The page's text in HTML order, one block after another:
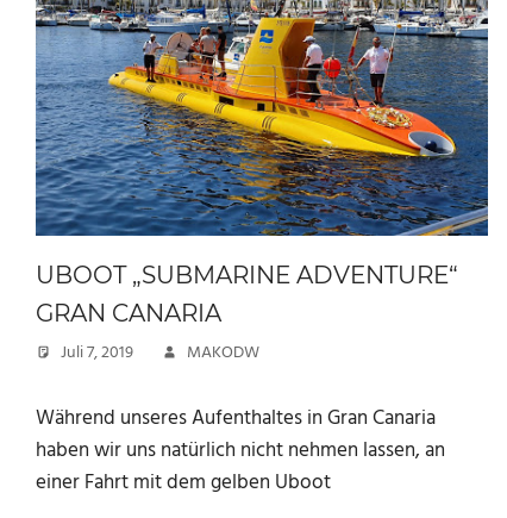
UBOOT „SUBMARINE ADVENTURE“
GRAN CANARIA
Juli 7, 2019 MAKODW
Während unseres Aufenthaltes in Gran Canaria
haben wir uns natürlich nicht nehmen lassen, an
einer Fahrt mit dem gelben Uboot